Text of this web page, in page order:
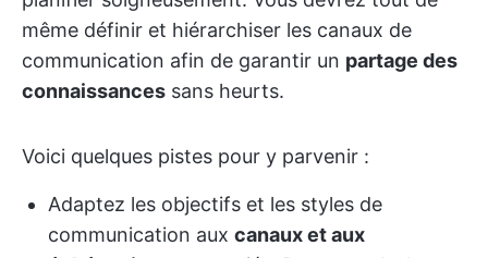
même définir et hiérarchiser les canaux de
communication afin de garantir un partage des
connaissances sans heurts.
Voici quelques pistes pour y parvenir :
Adaptez les objectifs et les styles de
communication aux canaux et aux